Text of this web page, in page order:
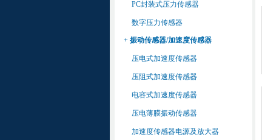
PC封装式压力传感器
数字压力传感器
+ 振动传感器/加速度传感器
压电式加速度传感器
压阻式加速度传感器
电容式加速度传感器
压电薄膜振动传感器
加速度传感器电源及放大器